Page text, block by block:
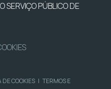
SERVIÇO PÚBLICO DE
DE COOKIES | TERMOS E